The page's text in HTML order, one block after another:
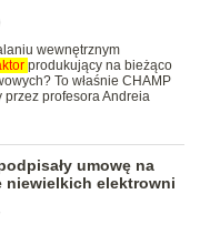
wewnętrznym
produkujący na bieżąco
To właśnie CHAMP
przez profesora Andreia
umowę na
niewielkich elektrowni